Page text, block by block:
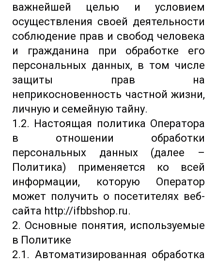
важнейшей целью и условием
осуществления своей деятельности
соблюдение прав и свобод человека
и гражданина при обработке его
персональных данных, в том числе
защиты прав на
неприкосновенность частной жизни,
личную и семейную тайну.
1.2. Настоящая политика Оператора
в отношении обработки
персональных данных (далее –
Политика) применяется ко всей
информации, которую Оператор
может получить о посетителях веб-
сайта http://ifbbshop.ru.
2. Основные понятия, используемые
в Политике
2.1. Автоматизированная обработка